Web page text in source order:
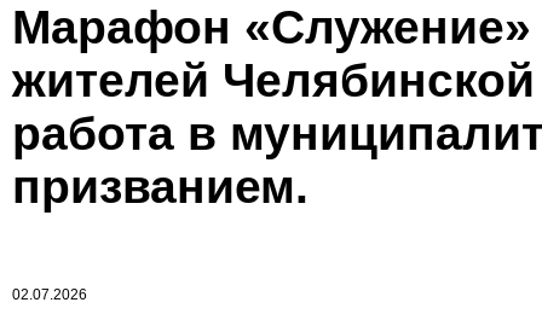
Марафон «Служение»
жителей
работа в
призванием.
02.07.2026